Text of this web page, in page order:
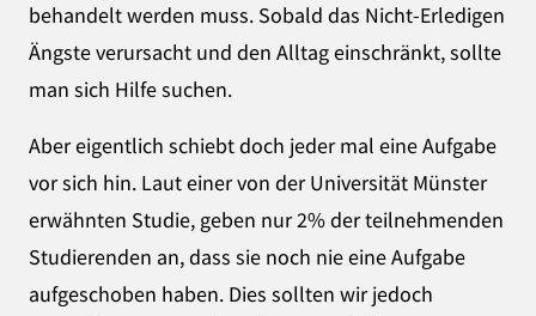
behandelt werden muss. Sobald das Nicht-Erledigen
Ängste verursacht und den Alltag einschränkt, sollte
man sich Hilfe suchen.
Aber eigentlich schiebt doch jeder mal eine Aufgabe
vor sich hin. Laut einer von der Universität Münster
erwähnten Studie, geben nur 2% der teilnehmenden
Studierenden an, dass sie noch nie eine Aufgabe
aufgeschoben haben. Dies sollten wir jedoch